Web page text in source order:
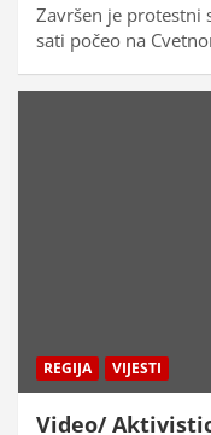
Završen je protestni
sati počeo na
REGIJA VIJESTI
Video/